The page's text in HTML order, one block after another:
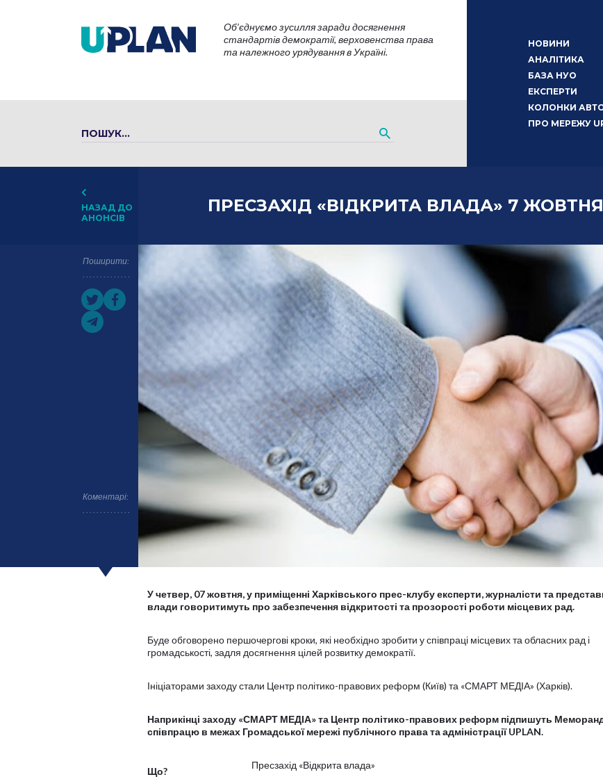
Об’єднуємо зусилля заради досягнення
стандартів демократії, верховенства права
та належного урядування в Україні.
НОВИНИ
АНАЛІТИКА
БАЗА НУО
ЕКСПЕРТИ
КОЛОНКИ
ПРО МЕРЕЖУ
НАЗАД ДО
АНОНСІВ
Поширити:
Коментарі:
ПРЕСЗАХІД «ВІДКРИТА ВЛАДА» 7 ЖОВТНЯ
У четвер, 07 жовтня, у приміщенні Харківського прес-клубу експерти, журналісти та
влади говоритимуть про забезпечення відкритості та прозорості роботи місцевих рад.
Буде обговорено першочергові кроки, які необхідно зробити у співпраці місцевих та обласних рад і
громадськості, задля досягнення цілей розвитку демократії.
Ініціаторами заходу стали Центр політико-правових реформ (Київ) та «СМАРТ МЕДІА» (Харків).
Наприкінці заходу «СМАРТ МЕДІА» та Центр політико-правових реформ підпишуть
співпрацю в межах Громадської мережі публічного права та адміністрації UPLAN.
Що?
Пресзахід «Відкрита влада»